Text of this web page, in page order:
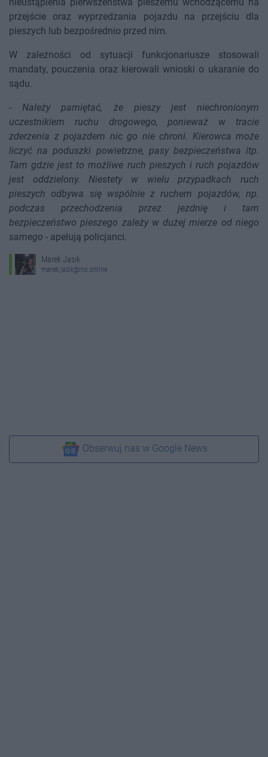
nieustąpienia pierwszeństwa pieszemu wchodzącemu na
przejście oraz wyprzedzania pojazdu na przejściu dla
pieszych lub bezpośrednio przed nim.
W zależności od sytuacji funkcjonariusze stosowali
mandaty, pouczenia oraz kierowali wnioski o ukaranie do
sądu.
-Należy pamiętać, że pieszy jest niechronionym
uczestnikiem ruchu drogowego, ponieważ w tracie
zderzenia z pojazdem nic go nie chroni. Kierowca może
liczyć na poduszki powietrzne, pasy bezpieczeństwa itp.
Tam gdzie jest to możliwe ruch pieszych i ruch pojazdów
jest oddzielony. Niestety w wielu przypadkach ruch
pieszych odbywa się wspólnie z ruchem pojazdów, np.
podczas przechodzenia przez jezdnię i tam
bezpieczeństwo pieszego zależy w dużej mierze od niego
samego - apelują policjanci.
Marek Jasik
marek.jasik@ino.online
Obserwuj nas w Google News